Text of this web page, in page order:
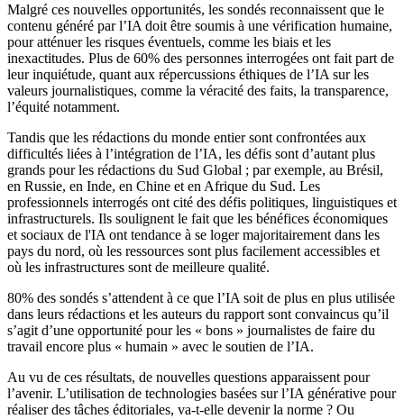
Malgré ces nouvelles opportunités, les sondés reconnaissent que le
contenu généré par l’IA doit être soumis à une vérification humaine,
pour atténuer les risques éventuels, comme les biais et les
inexactitudes. Plus de 60% des personnes interrogées ont fait part de
leur inquiétude, quant aux répercussions éthiques de l’IA sur les
valeurs journalistiques, comme la véracité des faits, la transparence,
l’équité notamment.
Tandis que les rédactions du monde entier sont confrontées aux
difficultés liées à l’intégration de l’IA, les défis sont d’autant plus
grands pour les rédactions du Sud Global ; par exemple, au Brésil,
en Russie, en Inde, en Chine et en Afrique du Sud. Les
professionnels interrogés ont cité des défis politiques, linguistiques et
infrastructurels. Ils soulignent le fait que les bénéfices économiques
et sociaux de l'IA ont tendance à se loger majoritairement dans les
pays du nord, où les ressources sont plus facilement accessibles et
où les infrastructures sont de meilleure qualité.
80% des sondés s’attendent à ce que l’IA soit de plus en plus utilisée
dans leurs rédactions et les auteurs du rapport sont convaincus qu’il
s’agit d’une opportunité pour les « bons » journalistes de faire du
travail encore plus « humain » avec le soutien de l’IA.
Au vu de ces résultats, de nouvelles questions apparaissent pour
l’avenir. L’utilisation de technologies basées sur l’IA générative pour
réaliser des tâches éditoriales, va-t-elle devenir la norme ? Ou